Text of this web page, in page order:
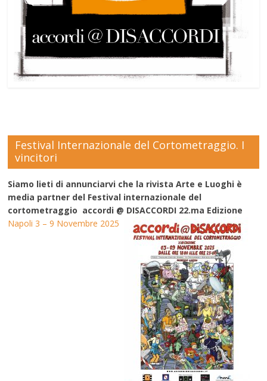
Festival Internazionale del Cortometraggio. I
vincitori
Siamo lieti di annunciarvi che la rivista Arte e Luoghi è
media partner del Festival internazionale del
cortometraggio accordi @ DISACCORDI 22.ma Edizione
Napoli 3 – 9 Novembre 2025